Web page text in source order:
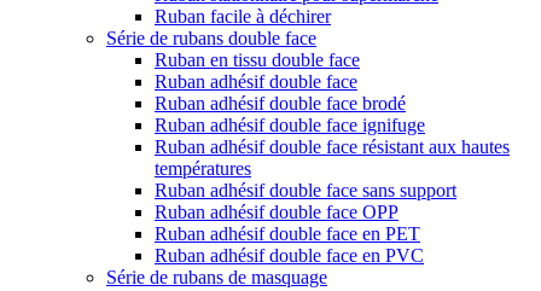
Ruban facile à déchirer
Série de rubans double face
Ruban en tissu double face
Ruban adhésif double face
Ruban adhésif double face brodé
Ruban adhésif double face ignifuge
Ruban adhésif double face résistant aux hautes
températures
Ruban adhésif double face sans support
Ruban adhésif double face OPP
Ruban adhésif double face en PET
Ruban adhésif double face en PVC
Série de rubans de masquage